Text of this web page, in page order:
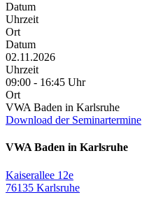
Datum
Uhrzeit
Ort
Datum
02.11.2026
Uhrzeit
09:00 - 16:45 Uhr
Ort
VWA Baden in Karlsruhe
Download der Seminartermine
VWA Baden in Karlsruhe
Kaiserallee 12e
76135 Karlsruhe